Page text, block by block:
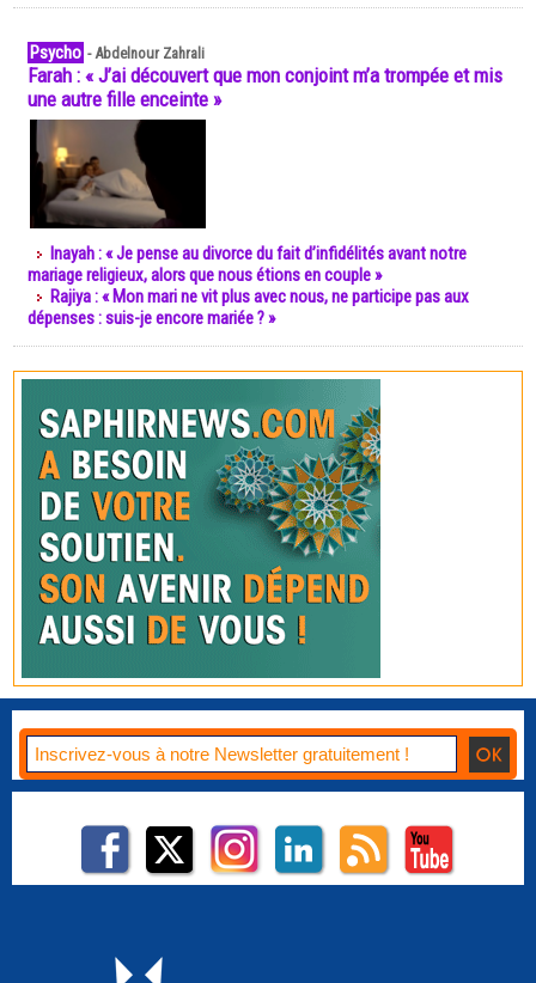
Psycho -Abdelnour Zahrali
Farah : « J’ai découvert que mon conjoint m’a trompée et mis
une autre fille enceinte »
Inayah : « Je pense au divorce du fait d’infidélités avant notre
mariage religieux, alors que nous étions en couple »
Rajiya : « Mon mari ne vit plus avec nous, ne participe pas aux
dépenses : suis-je encore mariée ? »